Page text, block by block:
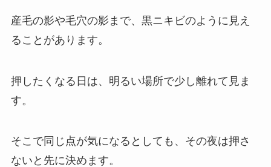
産毛の影や毛穴の影まで、黒ニキビのように見え
ることがあります。
押したくなる日は、明るい場所で少し離れて見ま
す。
そこで同じ点が気になるとしても、その夜は押さ
ないと先に決めます。